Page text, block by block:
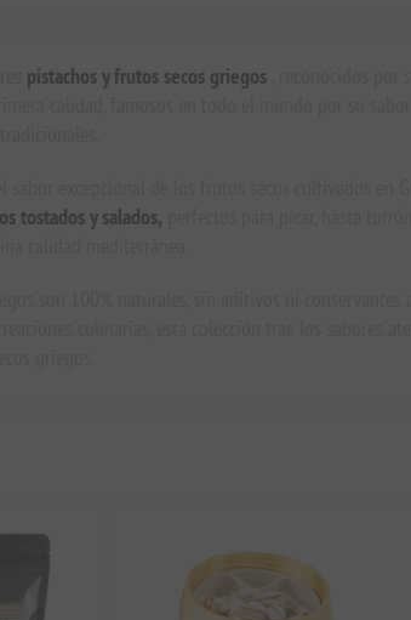
pistachos y frutos secos griegos, reconocidos por
tostados y salados,